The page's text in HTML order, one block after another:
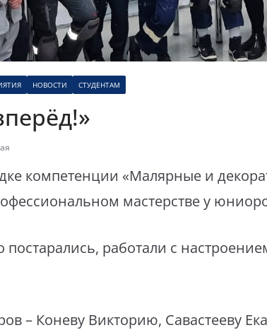
НОВОСТИ СТУДЕНТАМ
компетенции «Малярные и
мастерстве у
постарались, работали с
– Коневу Викторию, Савастееву